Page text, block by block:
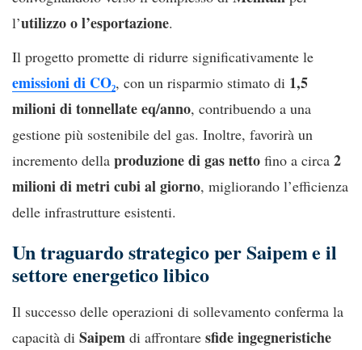
l’utilizzo o l’esportazione.
Il progetto promette di ridurre significativamente le
emissioni di CO₂, con un risparmio stimato di 1,5
milioni di tonnellate eq/anno, contribuendo a una
gestione più sostenibile del gas. Inoltre, favorirà un
incremento della produzione di gas netto fino a circa 2
milioni di metri cubi al giorno, migliorando l’efficienza
delle infrastrutture esistenti.
Un traguardo strategico per Saipem e il
settore energetico libico
Il successo delle operazioni di sollevamento conferma la
capacità di Saipem di affrontare sfide ingegneristiche